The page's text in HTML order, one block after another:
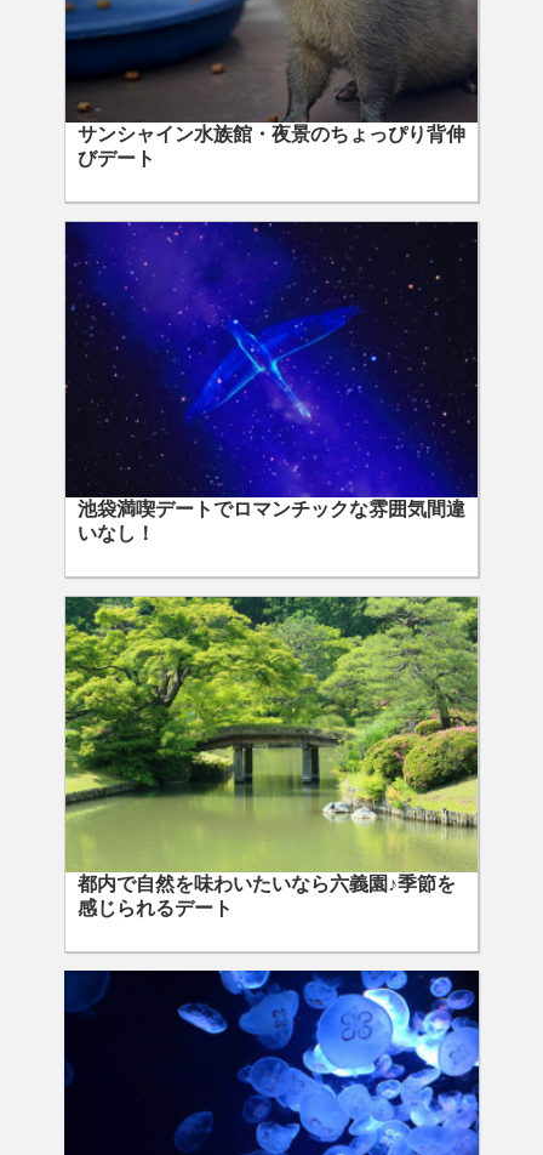
サンシャイン水族館・夜景のちょっぴり背伸
びデート
池袋満喫デートでロマンチックな雰囲気間違
いなし！
都内で自然を味わいたいなら六義園♪季節を
感じられるデート